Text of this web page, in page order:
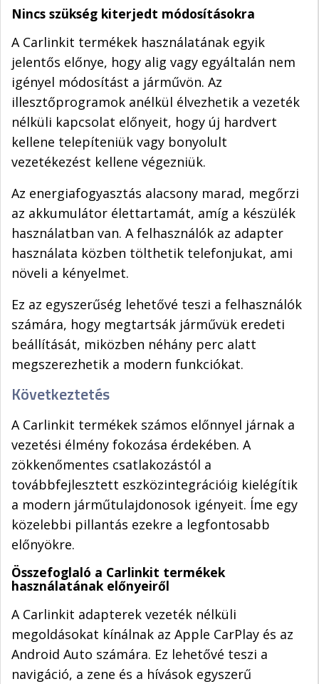
Nincs szükség kiterjedt módosításokra
A Carlinkit termékek használatának egyik
jelentős előnye, hogy alig vagy egyáltalán nem
igényel módosítást a járművön. Az
illesztőprogramok anélkül élvezhetik a vezeték
nélküli kapcsolat előnyeit, hogy új hardvert
kellene telepíteniük vagy bonyolult
vezetékezést kellene végezniük.
Az energiafogyasztás alacsony marad, megőrzi
az akkumulátor élettartamát, amíg a készülék
használatban van. A felhasználók az adapter
használata közben tölthetik telefonjukat, ami
növeli a kényelmet.
Ez az egyszerűség lehetővé teszi a felhasználók
számára, hogy megtartsák járművük eredeti
beállítását, miközben néhány perc alatt
megszerezhetik a modern funkciókat.
Következtetés
A Carlinkit termékek számos előnnyel járnak a
vezetési élmény fokozása érdekében. A
zökkenőmentes csatlakozástól a
továbbfejlesztett eszközintegrációig kielégítik
a modern járműtulajdonosok igényeit. Íme egy
közelebbi pillantás ezekre a legfontosabb
előnyökre.
Összefoglaló a Carlinkit termékek
használatának előnyeiről
A Carlinkit adapterek vezeték nélküli
megoldásokat kínálnak az Apple CarPlay és az
Android Auto számára. Ez lehetővé teszi a
navigáció, a zene és a hívások egyszerű